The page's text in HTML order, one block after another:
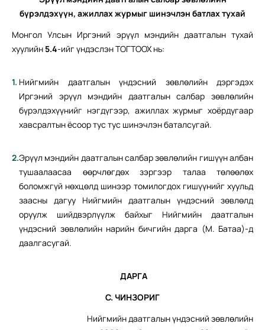
бүрэлдэхүүн, ажиллах журмыг шинэчлэн батлах тухай
Монгол Улсын Иргэний эрүүл мэндийн даатгалын тухай
хуулийн 5.4-ийг үндэслэн ТОГТООХ нь:
Нийгмийн даатгалын үндэсний зөвлөлийн дэргэдэх
Иргэний эрүүл мэндийн даатгалын салбар зөвлөлийн
бүрэлдэхүүнийг нэгдүгээр, ажиллах журмыг хоёрдугаар
хавсралтын ёсоор тус тус шинэчлэн баталсугай.
Эрүүл мэндийн даатгалын салбар зөвлөлийн гишүүн албан
тушаалаасаа өөрчлөгдөх зэргээр талаа төлөөлөх
боломжгүй нөхцөлд шинээр томилогдох гишүүнийг хуульд
заасны дагуу Нийгмийн даатгалын үндэсний зөвлөлд
оруулж шийдвэрлүүлж байхыг Нийгмийн даатгалын
үндэсний зөвлөлийн нарийн бичгийн дарга (М. Батаа)-д
даалгасугай.
ДАРГА
С. ЧИНЗОРИГ
Нийгмийн даатгалын үндэсний зөвлөлийн